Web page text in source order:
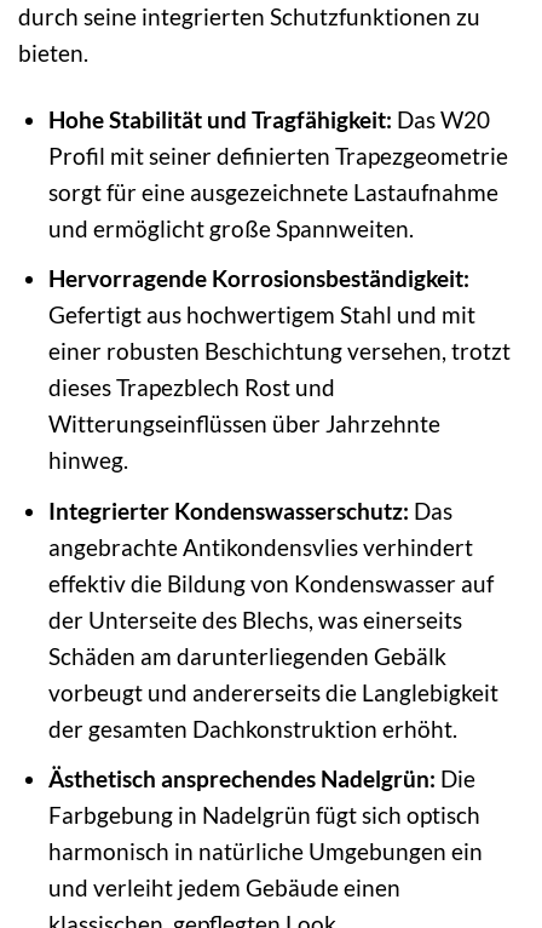
durch seine integrierten Schutzfunktionen zu
bieten.
Hohe Stabilität und Tragfähigkeit: Das W20
Profil mit seiner definierten Trapezgeometrie
sorgt für eine ausgezeichnete Lastaufnahme
und ermöglicht große Spannweiten.
Hervorragende Korrosionsbeständigkeit:
Gefertigt aus hochwertigem Stahl und mit
einer robusten Beschichtung versehen, trotzt
dieses Trapezblech Rost und
Witterungseinflüssen über Jahrzehnte
hinweg.
Integrierter Kondenswasserschutz: Das
angebrachte Antikondensvlies verhindert
effektiv die Bildung von Kondenswasser auf
der Unterseite des Blechs, was einerseits
Schäden am darunterliegenden Gebälk
vorbeugt und andererseits die Langlebigkeit
der gesamten Dachkonstruktion erhöht.
Ästhetisch ansprechendes Nadelgrün: Die
Farbgebung in Nadelgrün fügt sich optisch
harmonisch in natürliche Umgebungen ein
und verleiht jedem Gebäude einen